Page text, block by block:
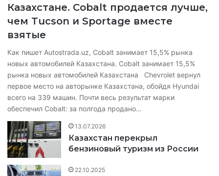
Казахстане. Cobalt продается лучше,
чем Tucson и Sportage вместе
взятые
Как пишет Autostrada.uz, Cobalt занимает 15,5% рынка
новых автомобилей Казахстана. Cobalt занимает 15,5%
рынка новых автомобилей Казахстана Chevrolet вернул
первое место на авторынке Казахстана, обойдя Hyundai
всего на 339 машин. Почти весь результат марки
обеспечил Cobalt: за полгода продано…
13.07.2026
Казахстан перекрыл
бензиновый туризм из России
22.10.2025